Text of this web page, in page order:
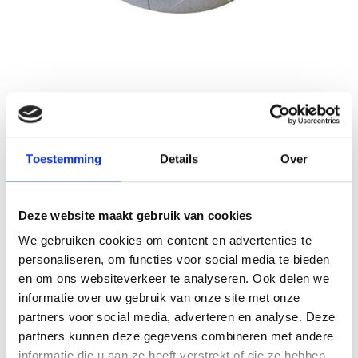
Toestemming Details Over
Deze website maakt gebruik van cookies
We gebruiken cookies om content en advertenties te
personaliseren, om functies voor social media te bieden
en om ons websiteverkeer te analyseren. Ook delen we
informatie over uw gebruik van onze site met onze
partners voor social media, adverteren en analyse. Deze
partners kunnen deze gegevens combineren met andere
Nedfan.NL
Gaasrooster 280 mm
Schrijf je eigen review
Aantal
Toevoegen aan winkelwagen
Toevoegen aan offerte